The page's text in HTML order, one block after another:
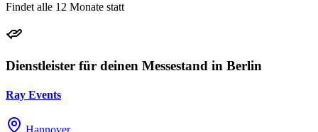
Findet alle 12 Monate statt
Dienstleister für deinen Messestand in Berlin
Ray Events